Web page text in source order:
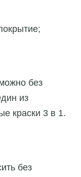
без
из
краски 3 в 1.
без